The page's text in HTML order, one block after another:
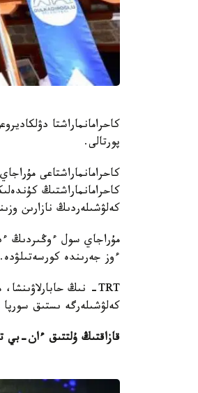
كاحرامانماراشتا
پورتالى.
كاحرامانماراشتىڭ
كەلۋشىلەردىڭ نازارىن
مۇراجاي سول ءوڭىردىڭ
ءوز جەرىندە كورسەتىلۋدە.
كەلۋشىلەرگە ىستىق سورپا
قازاقتىڭ ۇلتتىق ءان-